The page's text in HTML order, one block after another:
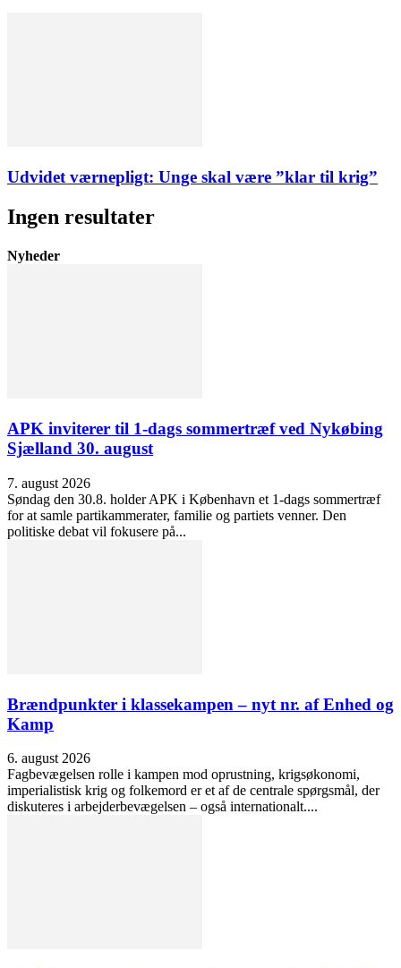
Udvidet værnepligt: Unge skal være ”klar til krig”
Ingen resultater
Nyheder
APK inviterer til 1-dags sommertræf ved Nykøbing
Sjælland 30. august
7. august 2026
Søndag den 30.8. holder APK i København et 1-dags sommertræf
for at samle partikammerater, familie og partiets venner. Den
politiske debat vil fokusere på...
Brændpunkter i klassekampen – nyt nr. af Enhed og
Kamp
6. august 2026
Fagbevægelsen rolle i kampen mod oprustning, krigsøkonomi,
imperialistisk krig og folkemord er et af de centrale spørgsmål, der
diskuteres i arbejderbevægelsen – også internationalt....